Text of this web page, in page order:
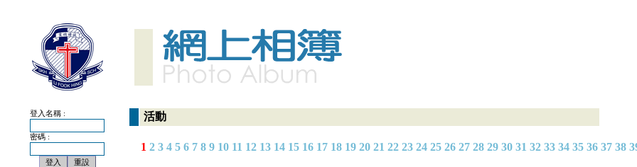
登入名稱 :
密碼 :
活動
1 2 3 4 5 6 7 8 9 10 11 12 13 14 15 16 17 18 19 20 21 22 23 24 25 26 27 28 29 30 31 32 33 34 35 36 37 38